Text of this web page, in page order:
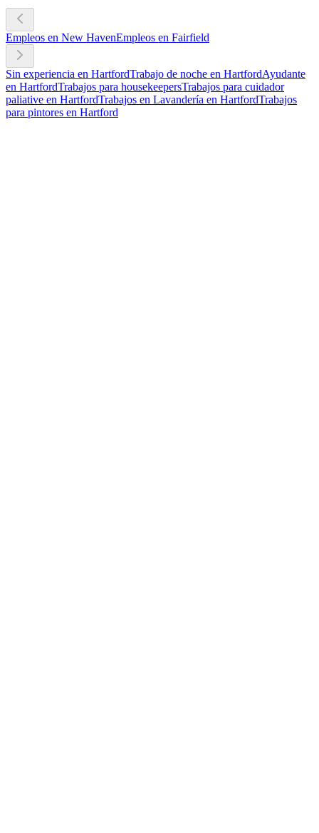
Empleos en New HavenEmpleos en Fairfield
Sin experiencia en HartfordTrabajo de noche en HartfordAyudante
en HartfordTrabajos para housekeepersTrabajos para cuidador
paliative en HartfordTrabajos en Lavandería en HartfordTrabajos
para pintores en Hartford